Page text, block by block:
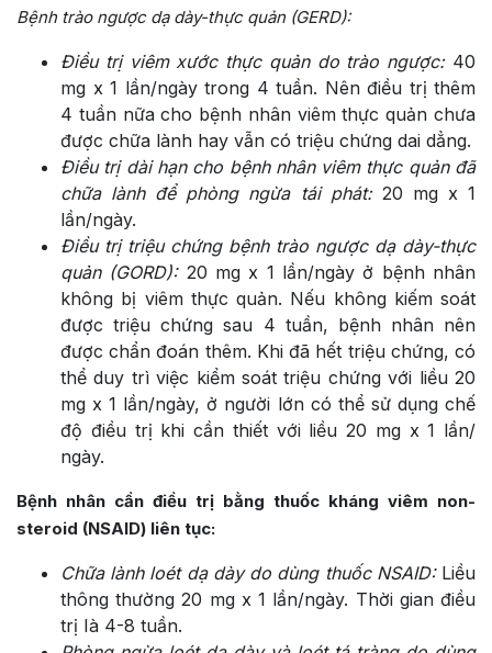
Bệnh trào ngược dạ dày-thực quản (GERD):
Điều trị viêm xước thực quản do trào ngược:40
mg x 1 lần/ngày trong 4 tuần. Nên điều trị thêm
4 tuần nữa cho bệnh nhân viêm thực quản chưa
được chữa lành hay vẫn có triệu chứng dai dẳng.
Điều trị dài hạn cho bệnh nhân viêm thực quản đã
chữa lành để phòng ngừa tái phát: 20 mg x 1
lần/ngày.
Điều trị triệu chứng bệnh trào ngược dạ dày-thực
quản (GORD):20 mg x 1 lần/ngày ở bệnh nhân
không bị viêm thực quản. Nếu không kiếm soát
được triệu chứng sau 4 tuần, bệnh nhân nên
được chẩn đoán thêm. Khi đã hết triệu chứng, có
thể duy trì việc kiểm soát triệu chứng với liều 20
mg x 1 lần/ngày, ở người lớn có thể sử dụng chế
độ điều trị khi cần thiết với liều 20 mg x 1 lần/
ngày.
Bệnh nhân cần điều trị bằng thuốc kháng viêm non-
steroid (NSAID) liên tục:
Chữa lành loét dạ dày do dùng thuốc NSAID: Liều
thông thường 20 mg x 1 lần/ngày. Thời gian điều
trị Ià 4-8 tuần.